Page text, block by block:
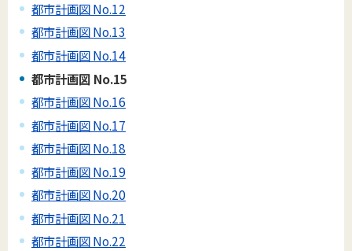
都市計画図 No.12
都市計画図 No.13
都市計画図 No.14
都市計画図 No.15
都市計画図 No.16
都市計画図 No.17
都市計画図 No.18
都市計画図 No.19
都市計画図 No.20
都市計画図 No.21
都市計画図 No.22